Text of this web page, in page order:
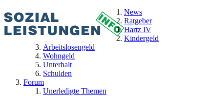
News
Ratgeber
Hartz IV
Kindergeld
Arbeitslosengeld
Wohngeld
Unterhalt
Schulden
Forum
Unerledigte Themen